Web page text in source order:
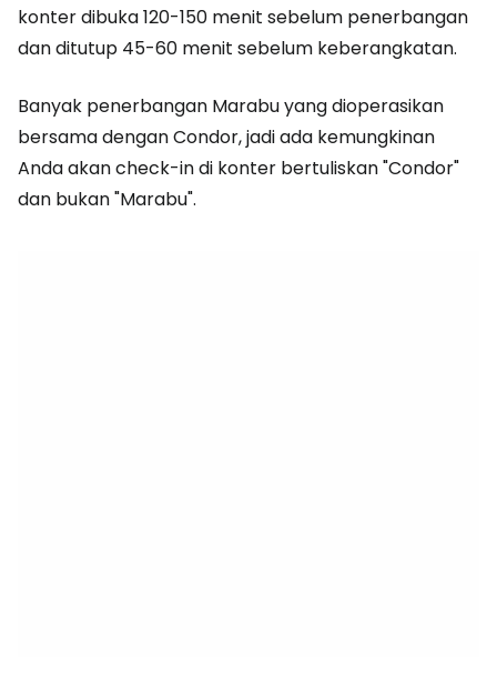
konter dibuka 120-150 menit sebelum penerbangan
dan ditutup 45-60 menit sebelum keberangkatan.
Banyak penerbangan Marabu yang dioperasikan
bersama dengan Condor, jadi ada kemungkinan
Anda akan check-in di konter bertuliskan "Condor"
dan bukan "Marabu".